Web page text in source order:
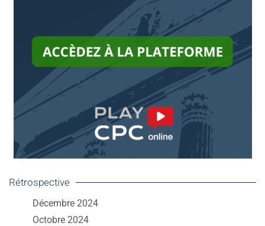
Rétrospective
Décembre 2024
Octobre 2024